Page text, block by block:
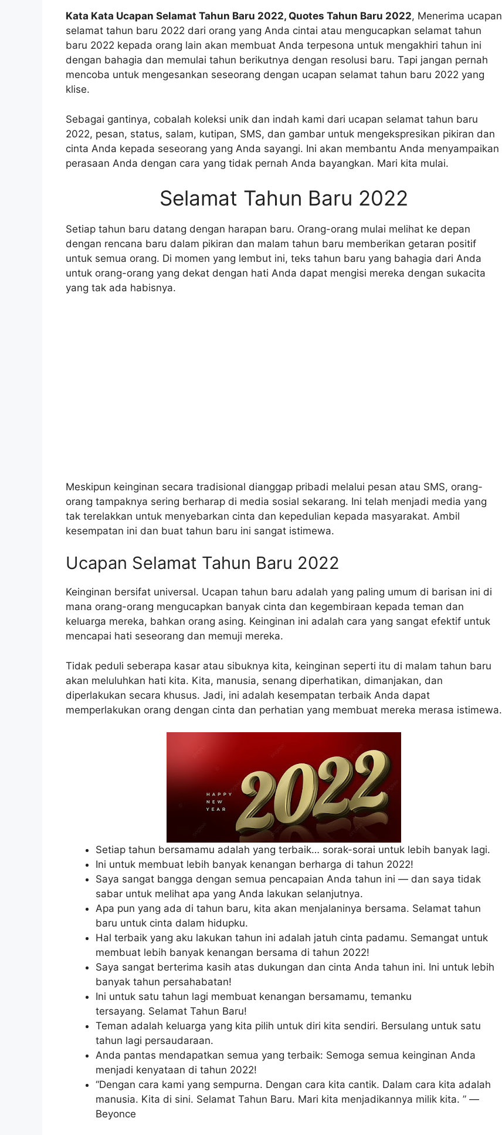
Kata Kata Ucapan Selamat Tahun Baru 2022, Quotes Tahun Baru 2022, Menerima ucapan
selamat tahun baru 2022 dari orang yang Anda cintai atau mengucapkan selamat tahun
baru 2022 kepada orang lain akan membuat Anda terpesona untuk mengakhiri tahun ini
dengan bahagia dan memulai tahun berikutnya dengan resolusi baru. Tapi jangan pernah
mencoba untuk mengesankan seseorang dengan ucapan selamat tahun baru 2022 yang
klise.
Sebagai gantinya, cobalah koleksi unik dan indah kami dari ucapan selamat tahun baru
2022, pesan, status, salam, kutipan, SMS, dan gambar untuk mengekspresikan pikiran dan
cinta Anda kepada seseorang yang Anda sayangi. Ini akan membantu Anda menyampaikan
perasaan Anda dengan cara yang tidak pernah Anda bayangkan. Mari kita mulai.
Selamat Tahun Baru 2022
Setiap tahun baru datang dengan harapan baru. Orang-orang mulai melihat ke depan
dengan rencana baru dalam pikiran dan malam tahun baru memberikan getaran positif
untuk semua orang. Di momen yang lembut ini, teks tahun baru yang bahagia dari Anda
untuk orang-orang yang dekat dengan hati Anda dapat mengisi mereka dengan sukacita
yang tak ada habisnya.
Meskipun keinginan secara tradisional dianggap pribadi melalui pesan atau SMS, orang-
orang tampaknya sering berharap di media sosial sekarang. Ini telah menjadi media yang
tak terelakkan untuk menyebarkan cinta dan kepedulian kepada masyarakat. Ambil
kesempatan ini dan buat tahun baru ini sangat istimewa.
Ucapan Selamat Tahun Baru 2022
Keinginan bersifat universal. Ucapan tahun baru adalah yang paling umum di barisan ini di
mana orang-orang mengucapkan banyak cinta dan kegembiraan kepada teman dan
keluarga mereka, bahkan orang asing. Keinginan ini adalah cara yang sangat efektif untuk
mencapai hati seseorang dan memuji mereka.
Tidak peduli seberapa kasar atau sibuknya kita, keinginan seperti itu di malam tahun baru
akan meluluhkan hati kita. Kita, manusia, senang diperhatikan, dimanjakan, dan
diperlakukan secara khusus. Jadi, ini adalah kesempatan terbaik Anda dapat
memperlakukan orang dengan cinta dan perhatian yang membuat mereka merasa istimewa.
Setiap tahun bersamamu adalah yang terbaik… sorak-sorai untuk lebih banyak lagi.
Ini untuk membuat lebih banyak kenangan berharga di tahun 2022!
Saya sangat bangga dengan semua pencapaian Anda tahun ini — dan saya tidak
sabar untuk melihat apa yang Anda lakukan selanjutnya.
Apa pun yang ada di tahun baru, kita akan menjalaninya bersama. Selamat tahun
baru untuk cinta dalam hidupku.
Hal terbaik yang aku lakukan tahun ini adalah jatuh cinta padamu. Semangat untuk
membuat lebih banyak kenangan bersama di tahun 2022!
Saya sangat berterima kasih atas dukungan dan cinta Anda tahun ini. Ini untuk lebih
banyak tahun persahabatan!
Ini untuk satu tahun lagi membuat kenangan bersamamu, temanku
tersayang. Selamat Tahun Baru!
Teman adalah keluarga yang kita pilih untuk diri kita sendiri. Bersulang untuk satu
tahun lagi persaudaraan.
Anda pantas mendapatkan semua yang terbaik: Semoga semua keinginan Anda
menjadi kenyataan di tahun 2022!
“Dengan cara kami yang sempurna. Dengan cara kita cantik. Dalam cara kita adalah
manusia. Kita di sini. Selamat Tahun Baru. Mari kita menjadikannya milik kita. ” —
Beyonce